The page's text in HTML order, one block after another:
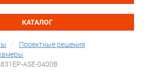
КАТАЛОГ
Проектные решения
ASE-0400B